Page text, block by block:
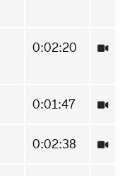
0:02:20
0:01:47
0:02:38